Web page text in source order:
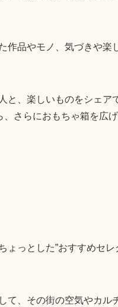
品やモノ、気づきや楽
、楽しいものをシェア
さらにおもちゃ箱を広
っとした”おすすめセレ
、その街の空気やカル